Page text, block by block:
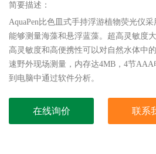
简要描述：
AquaPen比色皿式手持浮游植物荧光仪采
能够测量海藻和悬浮蓝藻。超高灵敏度
高灵敏度和高便携性可以对自然水体中
速野外现场测量，内存达4MB，4节
到电脑中通过软件分析。
在线询价 联系